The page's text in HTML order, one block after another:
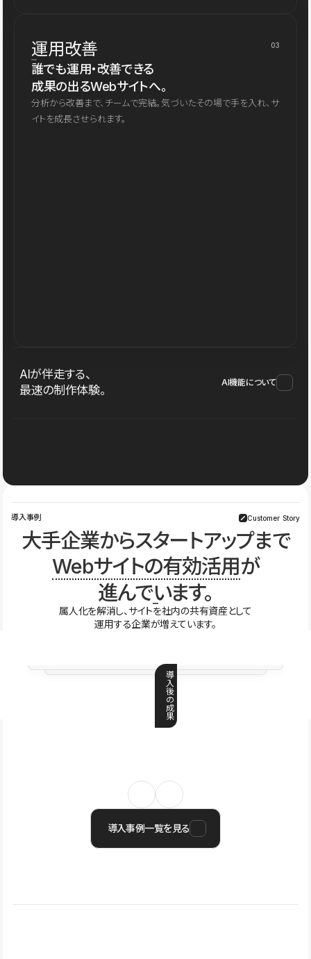
運用改善 03
誰でも運用・改善できる
成果の出るWebサイトへ。
分析から改善まで、チームで完結。気づいたその場で手を入れ、サ
イトを成長させられます。
AIが伴走する、
最速の制作体験。
AI機能について
導入事例 Customer Story
大手企業からスタートアップまで
Webサイトの有効活用が
進んでいます。
属人化を解消し、サイトを社内の共有資産として
運用する企業が増えています。
導
入
後
の
成
果
導入事例一覧を見る